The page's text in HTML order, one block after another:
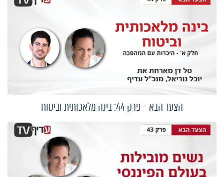
הצעד הבא – פרק 44: בינה מלאכותית וביטוח